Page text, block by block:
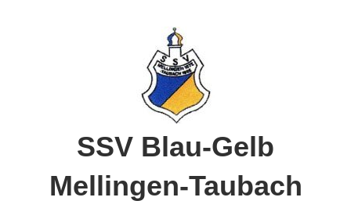
SSV Blau-Gelb
Mellingen-Taubach